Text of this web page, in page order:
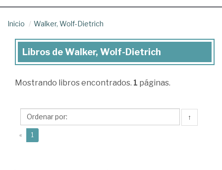
Inicio Walker, Wolf-Dietrich
Libros
Walker,
Dietrich
Libros de Walker, Wolf-Dietrich
Mostrando libros encontrados. 1 páginas.
↑
« 1